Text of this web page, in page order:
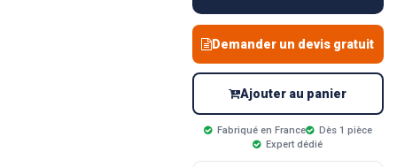
Demander un devis gratuit
Ajouter au panier
Fabriqué en France
Dès 1 pièce
Expert dédié